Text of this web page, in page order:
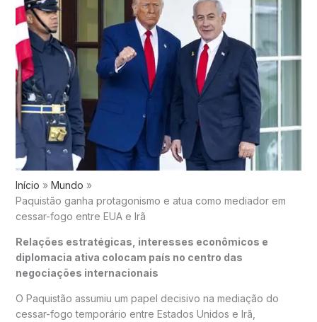
Início
Mundo
Paquistão ganha protagonismo e atua como mediador em
cessar-fogo entre EUA e Irã
Relações estratégicas, interesses econômicos e
diplomacia ativa colocam país no centro das
negociações internacionais
O Paquistão assumiu um papel decisivo na mediação do
cessar-fogo temporário entre Estados Unidos e Irã